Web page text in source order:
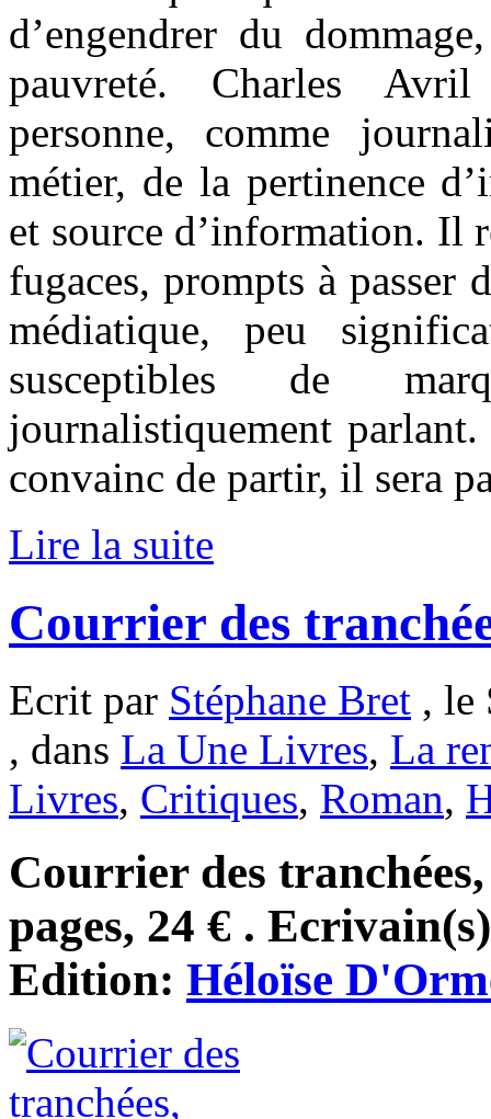
d’engendrer du
pauvreté. Charles
personne, comme
métier, de la pertinence
et source d’information. Il
fugaces, prompts à passer
médiatique, peu
susceptibles de
journalistiquement
convainc de partir, il sera
Lire la suite
Courrier des
Ecrit par Stéphane Bret , le
, dans La Une Livres, La
Livres, Critiques, Roman,
Courrier des
pages, 24 € .
Edition: Héloïse